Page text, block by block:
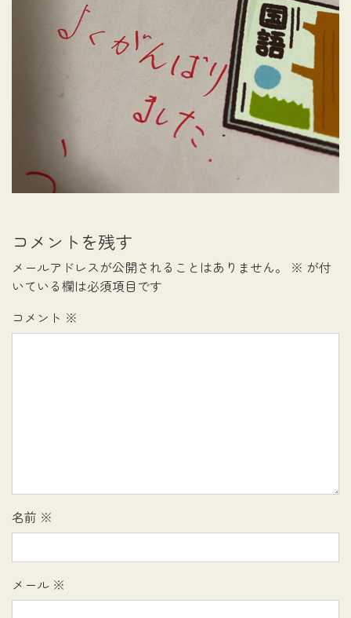
コメントを残す
メールアドレスが公開されることはありません。 ※ が付
いている欄は必須項目です
コメント ※
名前 ※
メール ※